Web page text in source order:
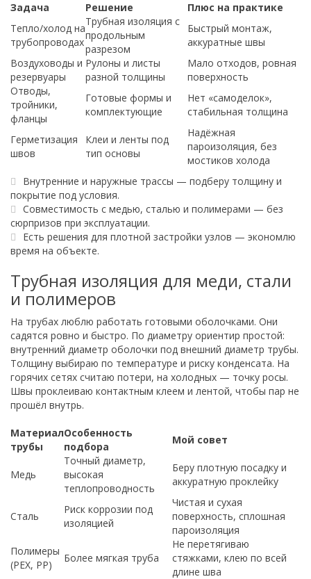
Задача Решение
Плюс на практике
Тепло/холод на
трубопроводах
Трубная изоляция с
продольным
разрезом
Быстрый монтаж,
аккуратные швы
Воздуховоды и
резервуары
Рулоны и листы
разной толщины
Мало отходов, ровная
поверхность
Отводы,
тройники,
фланцы
Готовые формы и
комплектующие
Нет «самоделок»,
стабильная толщина
Герметизация
швов
Клеи и ленты под
тип основы
Надёжная
пароизоляция, без
мостиков холода
Внутренние и наружные трассы — подберу толщину и
покрытие под условия.
Совместимость с медью, сталью и полимерами — без
сюрпризов при эксплуатации.
Есть решения для плотной застройки узлов — экономлю
время на объекте.
Трубная изоляция для меди, стали
и полимеров
На трубах люблю работать готовыми оболочками. Они
садятся ровно и быстро. По диаметру ориентир простой:
внутренний диаметр оболочки под внешний диаметр трубы.
Толщину выбираю по температуре и риску конденсата. На
горячих сетях считаю потери, на холодных — точку росы.
Швы проклеиваю контактным клеем и лентой, чтобы пар не
прошёл внутрь.
Материал
трубы
Особенность
подбора
Мой совет
Медь
Точный диаметр,
высокая
теплопроводность
Беру плотную посадку и
аккуратную проклейку
Сталь
Риск коррозии под
изоляцией
Чистая и сухая
поверхность, сплошная
пароизоляция
Полимеры
(PEX, PP)
Более мягкая труба
Не перетягиваю
стяжками, клею по всей
длине шва